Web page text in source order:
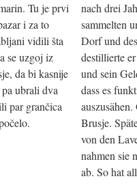
Tu je prvi
i za to
vidili šta
se uzgoj iz
da bi kasnije
ubrali dva
par grančica
nach drei
sammelten
Dorf und
destillierte
und sein
dass es
Brusje.
von den
nahmen sie
ab. So hat